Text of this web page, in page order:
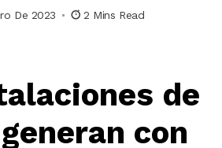
De 2023
2 Mins Read
de
con